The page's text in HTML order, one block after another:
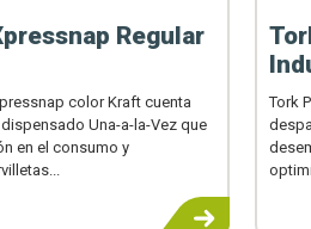
Regular
color Kraft cuenta
Una-a-la-Vez que
en el consumo y
Tork